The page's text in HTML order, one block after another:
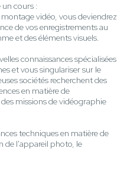
un cours :
vidéo, vous deviendrez
de vos enregistrements au
et des éléments visuels.
connaissances spécialisées
et vous singulariser sur le
sociétés recherchent des
en matière de
missions de vidéographie
techniques en matière de
de l'appareil photo, le